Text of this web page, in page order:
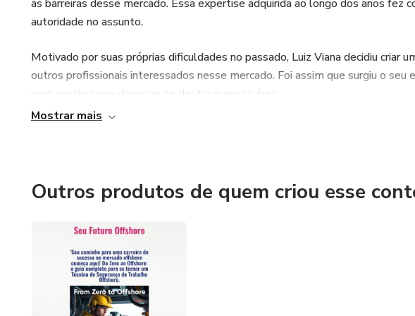
as barreiras desse mercado. Essa expertise adquirida ao longo dos anos fez
autoridade no assunto.
Motivado por suas próprias dificuldades no passado, Luiz Viana decidiu criar
outros profissionais interessados nesse mercado. Foi assim que surgiu o
para aqueles que desejam se destacar nessa área.
Não perca a oportunidade de adquirir o ebook de Luiz Viana e dar um salto na
offshore.
Mostrar mais
Outros produtos de quem criou esse